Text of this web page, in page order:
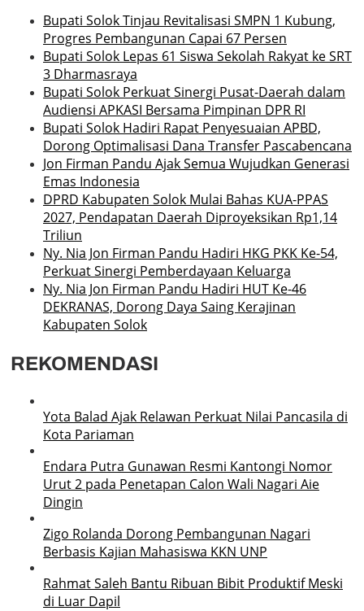
Bupati Solok Tinjau Revitalisasi SMPN 1 Kubung,
Progres Pembangunan Capai 67 Persen
Bupati Solok Lepas 61 Siswa Sekolah Rakyat ke SRT
3 Dharmasraya
Bupati Solok Perkuat Sinergi Pusat-Daerah dalam
Audiensi APKASI Bersama Pimpinan DPR RI
Bupati Solok Hadiri Rapat Penyesuaian APBD,
Dorong Optimalisasi Dana Transfer Pascabencana
Jon Firman Pandu Ajak Semua Wujudkan Generasi
Emas Indonesia
DPRD Kabupaten Solok Mulai Bahas KUA-PPAS
2027, Pendapatan Daerah Diproyeksikan Rp1,14
Triliun
Ny. Nia Jon Firman Pandu Hadiri HKG PKK Ke-54,
Perkuat Sinergi Pemberdayaan Keluarga
Ny. Nia Jon Firman Pandu Hadiri HUT Ke-46
DEKRANAS, Dorong Daya Saing Kerajinan
Kabupaten Solok
REKOMENDASI
Yota Balad Ajak Relawan Perkuat Nilai Pancasila di
Kota Pariaman
Endara Putra Gunawan Resmi Kantongi Nomor
Urut 2 pada Penetapan Calon Wali Nagari Aie
Dingin
Zigo Rolanda Dorong Pembangunan Nagari
Berbasis Kajian Mahasiswa KKN UNP
Rahmat Saleh Bantu Ribuan Bibit Produktif Meski
di Luar Dapil